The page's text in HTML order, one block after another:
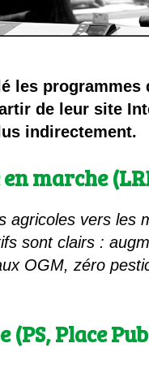
les
de leur site
indirectement.
marche
agricoles vers les
sont clairs :
OGM, zéro
(PS, Place